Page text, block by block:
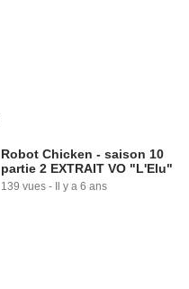
Robot Chicken - saison 10
partie 2 EXTRAIT VO "L'Elu"
139 vues - Il y a 6 ans